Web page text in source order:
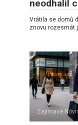
neodhalil
Vrátila se domů
znovu rozesmát
Zajímavé